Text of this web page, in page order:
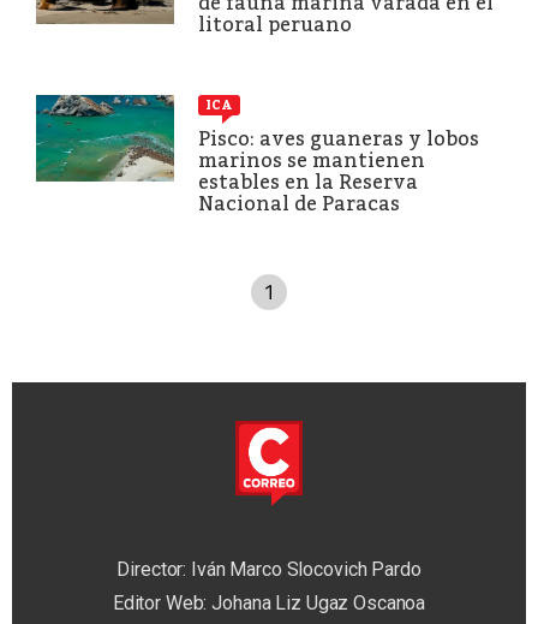
litoral peruano
ICA
Pisco: aves guaneras y lobos
marinos se mantienen
estables en la Reserva
Nacional de Paracas
1
Director: Iván Marco Slocovich Pardo
Editor Web: Johana Liz Ugaz Oscanoa